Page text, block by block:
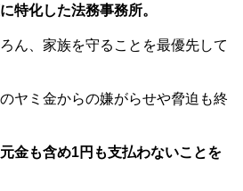
特化した法務事務所。
ん、家族を守ることを最優先して
ヤミ金からの嫌がらせや脅迫も終
元金も含め1円も支払わないことを